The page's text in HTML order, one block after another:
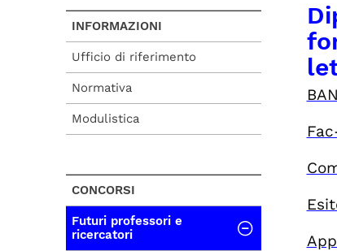
INFORMAZIONI
Ufficio di riferimento
Normativa
Modulistica
CONCORSI
Futuri professori e
ricercatori